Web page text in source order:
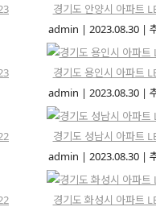
경기도 안양시 아파트
admin | 2023.08.30 |
경기도 용인시 아파트
admin | 2023.08.30 |
경기도 성남시 아파트
admin | 2023.08.30 |
경기도 화성시 아파트